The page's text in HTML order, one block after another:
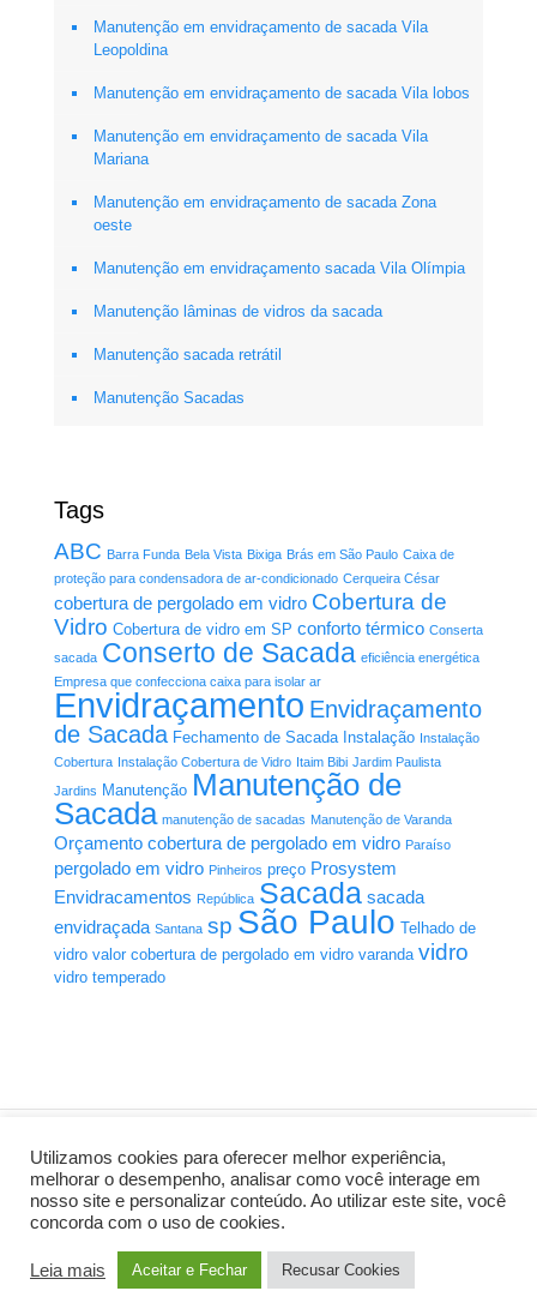
Manutenção em envidraçamento de sacada Vila
Leopoldina
Manutenção em envidraçamento de sacada Vila lobos
Manutenção em envidraçamento de sacada Vila
Mariana
Manutenção em envidraçamento de sacada Zona
oeste
Manutenção em envidraçamento sacada Vila Olímpia
Manutenção lâminas de vidros da sacada
Manutenção sacada retrátil
Manutenção Sacadas
Tags
ABC Barra Funda Bela Vista Bixiga Brás em São Paulo Caixa de
proteção para condensadora de ar-condicionado Cerqueira César
cobertura de pergolado em vidro Cobertura de
Vidro Cobertura de vidro em SP conforto térmico Conserta
sacada Conserto de Sacada eficiência energética
Empresa que confecciona caixa para isolar ar
Envidraçamento Envidraçamento
de Sacada Fechamento de Sacada Instalação Instalação
Cobertura Instalação Cobertura de Vidro Itaim Bibi Jardim Paulista
Jardins Manutenção Manutenção de
Sacada manutenção de sacadas Manutenção de Varanda
Orçamento cobertura de pergolado em vidro Paraíso
pergolado em vidro Pinheiros preço Prosystem
Envidracamentos República Sacada sacada
envidraçada Santana sp São Paulo Telhado de
vidro valor cobertura de pergolado em vidro varanda vidro
vidro temperado
Criação de Sites: AL Mídia Digital
Utilizamos cookies para oferecer melhor experiência,
melhorar o desempenho, analisar como você interage em
nosso site e personalizar conteúdo. Ao utilizar este site, você
concorda com o uso de cookies.
Leia mais Aceitar e Fechar Recusar Cookies
Precisa de um Orçamento?